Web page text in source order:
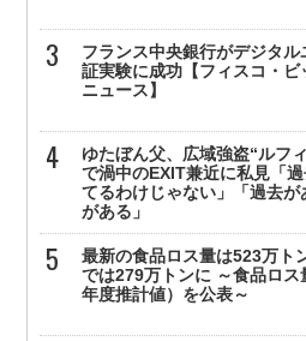
フランス中央銀行がデジタル
証実験に成功【フィスコ・ビ
ニュース】
ゆたぼん父、広域強盗“ルフ
で渦中のEXIT兼近に私見「
てるわけじゃない」「過去が
がある」
最新の食品ロス量は523万ト
では279万トンに ～食品ロス
年度推計値）を公表～